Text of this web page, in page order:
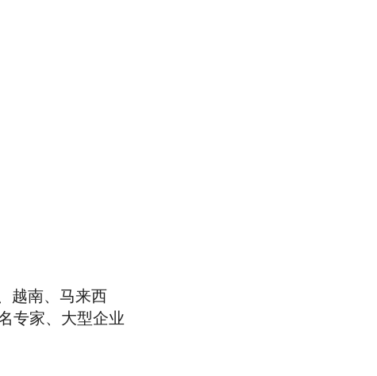
越南、马来西
专家、大型企业